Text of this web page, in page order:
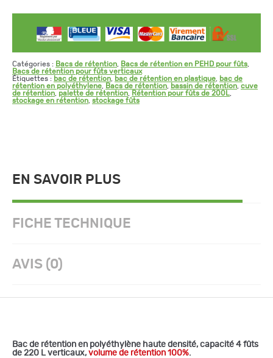
rétention
Catégories : Bacs de rétention Bacs de rétention en PEHD pour fûts
Bacs de rétention pour fûts verticaux
Étiquettes : bac de rétention bac de rétention en plastique
bac de
rétention en polyéthylene
Bacs de rétention bassin de rétention cuve
de rétention palette de rétention Rétention pour fûts de 200L
stockage en rétention stockage fûts
EN SAVOIR PLUS
FICHE TECHNIQUE
AVIS (0)
Bac de rétention en polyéthylène haute densité, capacité 4 fûts
de 220 L verticaux, volume de rétention 100%.